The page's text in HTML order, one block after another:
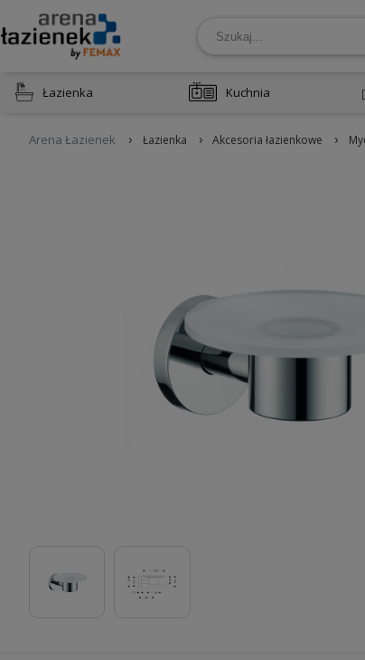
Łazienka Kuchnia
Arena Łazienek › Łazienka › Akcesoria łazienkowe ›